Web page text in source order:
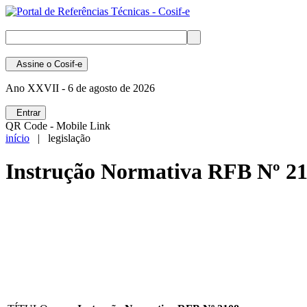
Assine o Cosif-e
Ano XXVII - 6 de agosto de 2026
Entrar
QR Code - Mobile Link
início | legislação
Instrução Normativa RFB Nº